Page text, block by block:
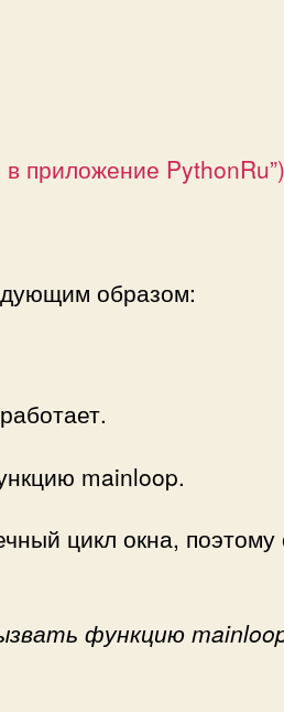
приложение PythonRu”)
образом:
mainloop.
цикл окна,
функцию